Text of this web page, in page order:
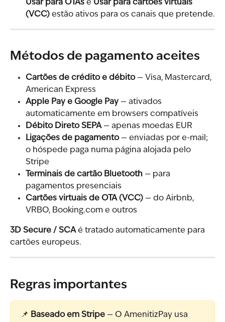
Usar para OTAs e Usar para cartões virtuais
(VCC) estão ativos para os canais que pretende.
Métodos de pagamento aceites
Cartões de crédito e débito — Visa, Mastercard,
American Express
Apple Pay e Google Pay — ativados
automaticamente em browsers compatíveis
Débito Direto SEPA — apenas moedas EUR
Ligações de pagamento — enviadas por e-mail;
o hóspede paga numa página alojada pelo
Stripe
Terminais de cartão Bluetooth — para
pagamentos presenciais
Cartões virtuais de OTA (VCC) — do Airbnb,
VRBO, Booking.com e outros
3D Secure / SCA é tratado automaticamente para
cartões europeus.
Regras importantes
📌 Baseado em Stripe — O AmenitizPay usa